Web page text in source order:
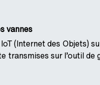
vannes
(Internet des Objets)
transmises sur l’outil